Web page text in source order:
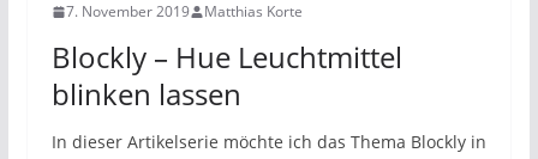
7. November 2019 Matthias Korte
Blockly – Hue Leuchtmittel
blinken lassen
In dieser Artikelserie möchte ich das Thema Blockly in